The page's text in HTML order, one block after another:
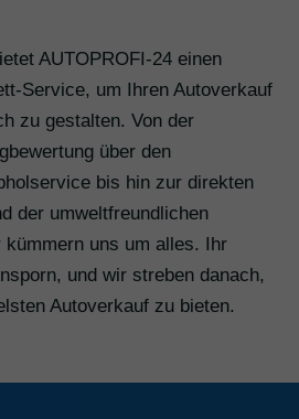
AUTOPROFI-24 einen
Service, um Ihren Autoverkauf
zu gestalten. Von der
über den
bis hin zur direkten
der umweltfreundlichen
uns um alles. Ihr
und wir streben danach,
Autoverkauf zu bieten.